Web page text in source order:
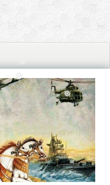
❅
❅
❅
❅